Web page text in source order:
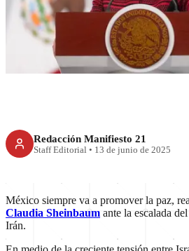
México llama a
escalada entre
Redacción Manifiesto 21
Staff Editorial • 13 de junio de 2025
México siempre va a promover la paz,
Claudia Sheinbaum ante la escalada
Irán.